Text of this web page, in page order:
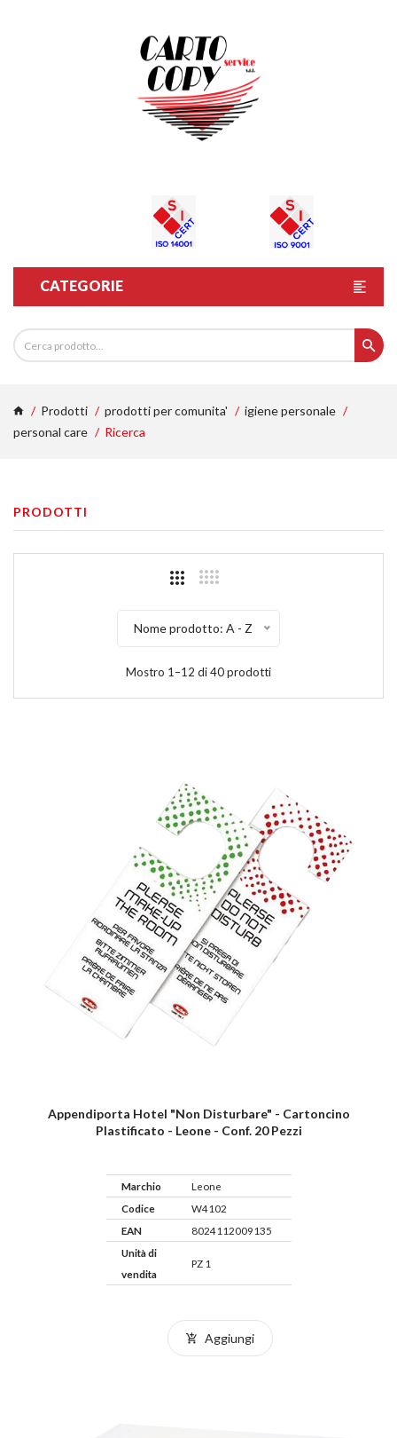
CATEGORIE
Prodotti prodotti per comunita'
igiene personale
personal care
Ricerca
PRODOTTI
Nome prodotto: A - Z
Mostro 1–12 di 40 prodotti
Appendiporta Hotel "non Disturbare" - Cartoncino
Plastificato - Leone - Conf. 20 Pezzi
Marchio
Leone
Codice
W4102
EAN
8024112009135
Unità di
vendita
PZ 1
Aggiungi